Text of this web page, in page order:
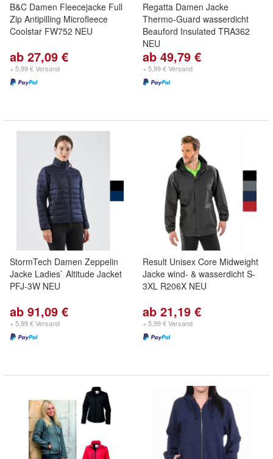
B&C Damen Fleecejacke Full
Zip Antipilling Microfleece
Coolstar FW752 NEU
ab 27,09 €
+ 5,99 € Versand
Regatta Damen Jacke
Thermo-Guard wasserdicht
Beauford Insulated TRA362
NEU
ab 49,79 €
+ 5,99 € Versand
StormTech Damen Zeppelin
Jacke Ladies` Altitude Jacket
PFJ-3W NEU
ab 91,09 €
+ 5,99 € Versand
Result Unisex Core Midweight
Jacke wind- & wasserdicht S-
3XL R206X NEU
ab 21,19 €
+ 5,99 € Versand